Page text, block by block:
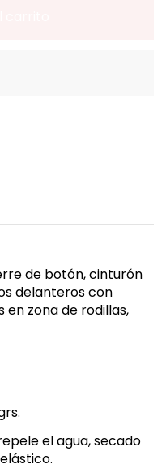
de botón, cinturón
delanteros con
zona de rodillas,
el agua, secado